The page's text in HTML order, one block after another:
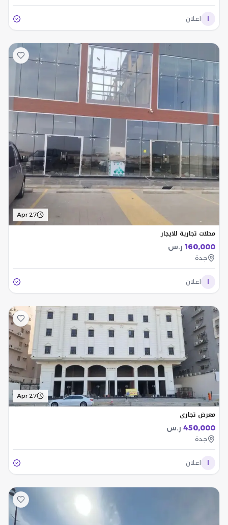
اعلان
Apr 27
محلات تجارية للايجار
160,000 ر.س
جدة
ا اعلان
Apr 27
معرض تجاري
450,000 ر.س
جدة
اعلان